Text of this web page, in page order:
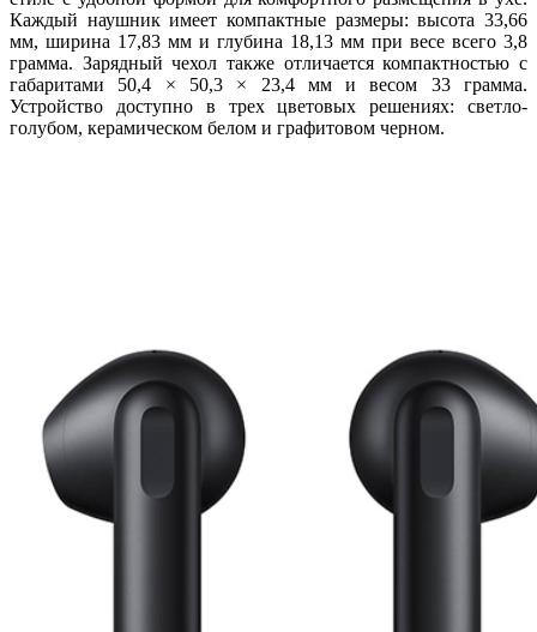
Каждый наушник имеет компактные размеры: высота 33,66
мм, ширина 17,83 мм и глубина 18,13 мм при весе всего 3,8
грамма. Зарядный чехол также отличается компактностью с
габаритами 50,4 × 50,3 × 23,4 мм и весом 33 грамма.
Устройство доступно в трех цветовых решениях: светло-
голубом, керамическом белом и графитовом черном.